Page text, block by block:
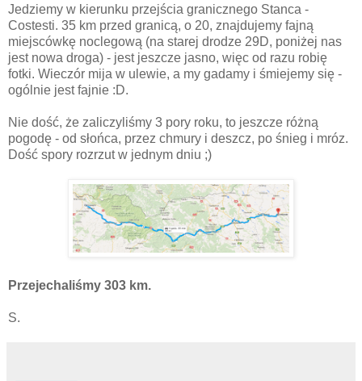
Jedziemy w kierunku przejścia granicznego Stanca -
Costesti. 35 km przed granicą, o 20, znajdujemy fajną
miejscówkę noclegową (na starej drodze 29D, poniżej nas
jest nowa droga) - jest jeszcze jasno, więc od razu robię
fotki. Wieczór mija w ulewie, a my gadamy i śmiejemy się -
ogólnie jest fajnie :D.
Nie dość, że zaliczyliśmy 3 pory roku, to jeszcze różną
pogodę - od słońca, przez chmury i deszcz, po śnieg i mróz.
Dość spory rozrzut w jednym dniu ;)
Przejechaliśmy 303 km.
S.